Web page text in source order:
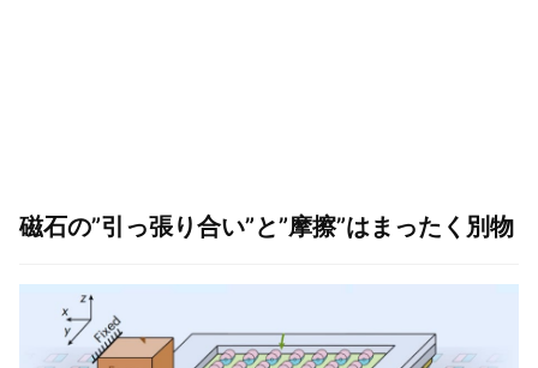
磁石の”引っ張り合い”と”摩擦”はまったく別物